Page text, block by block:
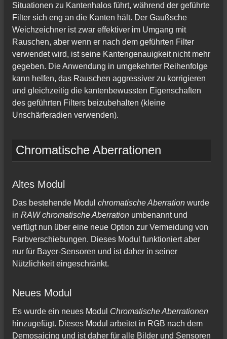
Situationen zu Kantenhalos führt, während der geführte
Filter sich eng an die Kanten hält. Der Gaußsche
Weichzeichner ist zwar effektiver im Umgang mit
Rauschen, aber wenn er nach dem geführten Filter
verwendet wird, ist seine Kantengenauigkeit nicht mehr
gegeben. Die Anwendung in umgekehrter Reihenfolge
kann helfen, das Rauschen aggressiver zu korrigieren
und gleichzeitig die kantenbewussten Eigenschaften
des geführten Filters beizubehalten (kleine
Unschärferadien verwenden).
Chromatische Aberrationen
Altes Modul
Das bestehende Modul chromatische Aberration wurde
in RAW chromatische Aberration umbenannt und
verfügt nun über eine neue Option zur Vermeidung von
Farbverschiebungen. Dieses Modul funktioniert aber
nur für Bayer-Sensoren und ist daher in seiner
Nützlichkeit eingeschränkt.
Neues Modul
Es wurde ein neues Modul Chromatische Aberrationen
hinzugefügt. Dieses Modul arbeitet in RGB nach dem
Demosaicing und ist daher für alle Bilder und Sensoren